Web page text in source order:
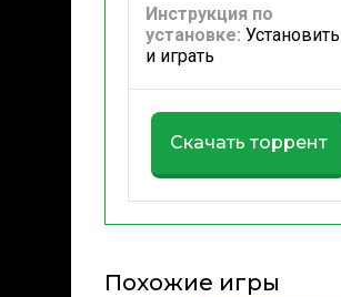
Инструкция по
установке: Установить
и играть
Скачать торрент
Похожие игры